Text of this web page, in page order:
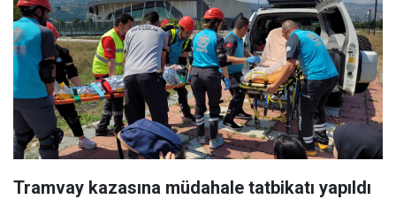
Tramvay kazasına müdahale tatbikatı yapıldı